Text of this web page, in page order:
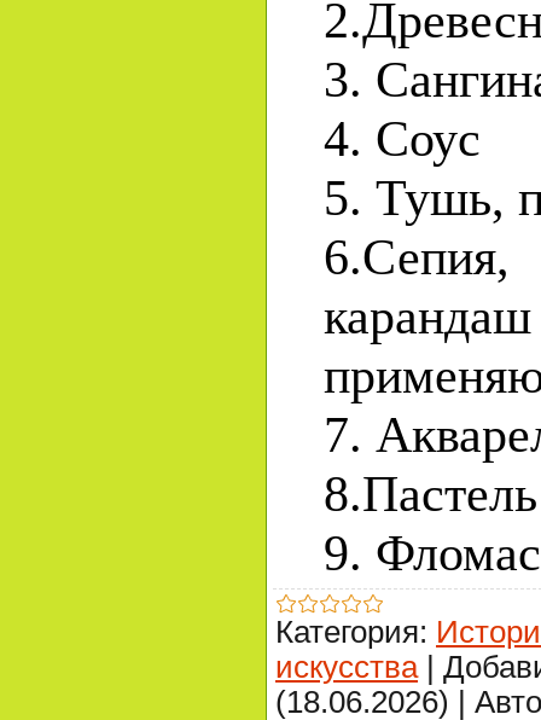
3.
4. Соус
5. Тушь,
7.
8.Пастель
9.
Категория:
искусства|
(18.06.2026) |